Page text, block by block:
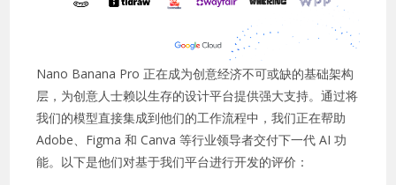
Nano Banana Pro 正在成为创意经济不可或缺的基础架构
层，为创意人士赖以生存的设计平台提供强大支持。通过将
我们的模型直接集成到他们的工作流程中，我们正在帮助
Adob​​e、Figma 和 Canva 等行业领导者交付下一代 AI 功
能。以下是他们对基于我们平台进行开发的评价：